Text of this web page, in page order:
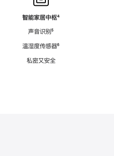
智能家居中枢脚
⁴
声音识别脚
⁵
温湿度传感器脚
⁶
私密又安全